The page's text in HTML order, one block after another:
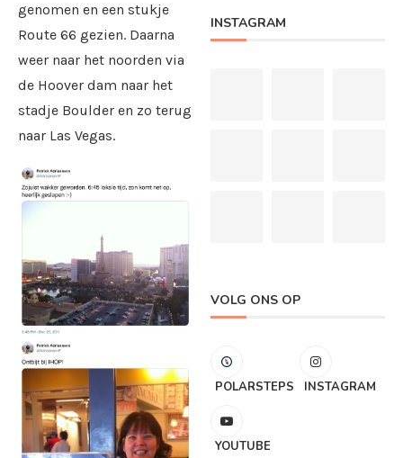
genomen en een stukje
Route 66 gezien. Daarna
weer naar het noorden via
de Hoover dam naar het
stadje Boulder en zo terug
naar Las Vegas.
INSTAGRAM
VOLG ONS OP
POLARSTEPS INSTAGRAM
YOUTUBE